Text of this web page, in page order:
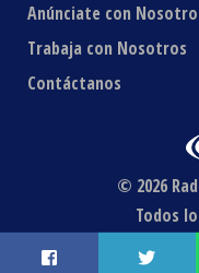
Anúnciate con
Trabaja con Nosotros
Contáctanos
© 2026
Todos